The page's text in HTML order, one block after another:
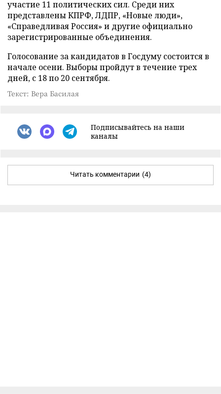
участие 11 политических сил. Среди них
представлены КПРФ, ЛДПР, «Новые люди»,
«Справедливая Россия» и другие официально
зарегистрированные объединения.
Голосование за кандидатов в Госдуму состоится в
начале осени. Выборы пройдут в течение трех
дней, с 18 по 20 сентября.
Текст: Вера Басилая
Подписывайтесь на наши
каналы
Читать комментарии (4)